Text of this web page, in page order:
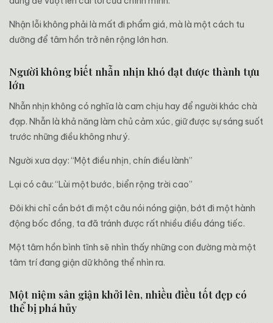
Nhận lỗi không phải là mất đi phẩm giá, mà là một cách tu
dưỡng để tâm hồn trở nên rộng lớn hơn.
Người không biết nhẫn nhịn khó đạt được thành tựu
lớn
Nhẫn nhịn không có nghĩa là cam chịu hay để người khác chà
đạp. Nhẫn là khả năng làm chủ cảm xúc, giữ được sự sáng suốt
trước những điều không như ý.
Người xưa dạy: “Một điều nhịn, chín điều lành”
Lại có câu: “Lùi một bước, biển rộng trời cao”
Đôi khi chỉ cần bớt đi một câu nói nóng giận, bớt đi một hành
động bốc đồng, ta đã tránh được rất nhiều điều đáng tiếc.
Một tâm hồn bình tĩnh sẽ nhìn thấy những con đường mà một
tâm trí đang giận dữ không thể nhìn ra.
Một niệm sân giận khởi lên, nhiều điều tốt đẹp có
thể bị phá hủy